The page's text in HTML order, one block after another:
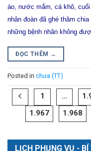
áo, nước mắm, cá khô,
nhân đoàn đã ghé thăm
những bệnh nhân không
ĐỌC THÊM →
Posted in chưa (TT)
1 …
1.967
1.968
LỊCH PHỤNG VỤ - BÍ